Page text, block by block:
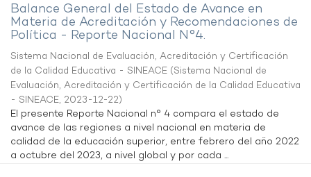
Balance General del Estado de Avance en
Materia de Acreditación y Recomendaciones de
Política - Reporte Nacional N°4.
Sistema Nacional de Evaluación, Acreditación y Certificación
de la Calidad Educativa - SINEACE (Sistema Nacional de
Evaluación, Acreditación y Certificación de la Calidad Educativa
- SINEACE, 2023-12-22)
El presente Reporte Nacional n° 4 compara el estado de
avance de las regiones a nivel nacional en materia de
calidad de la educación superior, entre febrero del año 2022
a octubre del 2023, a nivel global y por cada ...